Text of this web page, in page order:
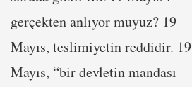
gerçekten anlıyor muyuz? 19
Mayıs, teslimiyetin reddidir. 19
Mayıs, “bir devletin mandası